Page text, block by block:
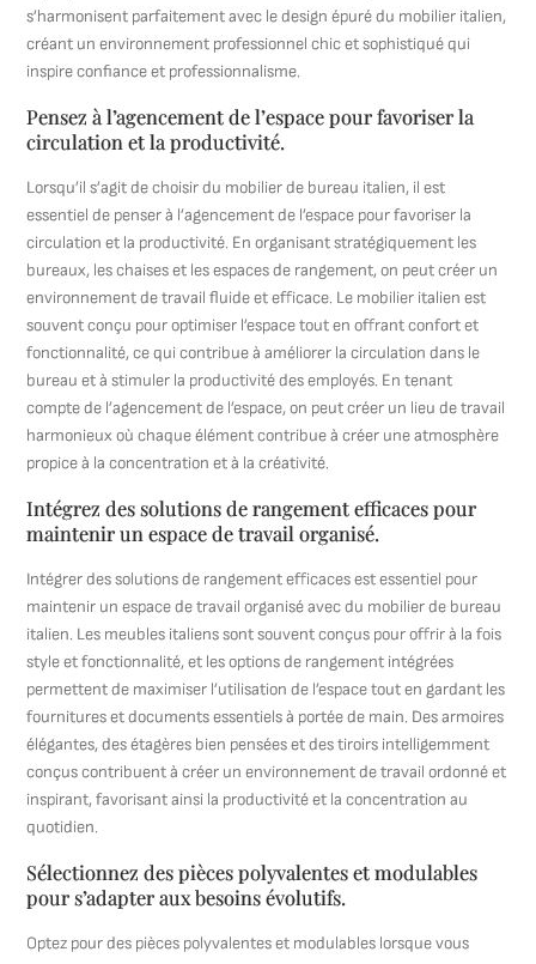
s’harmonisent parfaitement avec le design épuré du mobilier italien,
créant un environnement professionnel chic et sophistiqué qui
inspire confiance et professionnalisme.
Pensez à l’agencement de l’espace pour favoriser la
circulation et la productivité.
Lorsqu’il s’agit de choisir du mobilier de bureau italien, il est
essentiel de penser à l’agencement de l’espace pour favoriser la
circulation et la productivité. En organisant stratégiquement les
bureaux, les chaises et les espaces de rangement, on peut créer un
environnement de travail fluide et efficace. Le mobilier italien est
souvent conçu pour optimiser l’espace tout en offrant confort et
fonctionnalité, ce qui contribue à améliorer la circulation dans le
bureau et à stimuler la productivité des employés. En tenant
compte de l’agencement de l’espace, on peut créer un lieu de travail
harmonieux où chaque élément contribue à créer une atmosphère
propice à la concentration et à la créativité.
Intégrez des solutions de rangement efficaces pour
maintenir un espace de travail organisé.
Intégrer des solutions de rangement efficaces est essentiel pour
maintenir un espace de travail organisé avec du mobilier de bureau
italien. Les meubles italiens sont souvent conçus pour offrir à la fois
style et fonctionnalité, et les options de rangement intégrées
permettent de maximiser l’utilisation de l’espace tout en gardant les
fournitures et documents essentiels à portée de main. Des armoires
élégantes, des étagères bien pensées et des tiroirs intelligemment
conçus contribuent à créer un environnement de travail ordonné et
inspirant, favorisant ainsi la productivité et la concentration au
quotidien.
Sélectionnez des pièces polyvalentes et modulables
pour s’adapter aux besoins évolutifs.
Optez pour des pièces polyvalentes et modulables lorsque vous